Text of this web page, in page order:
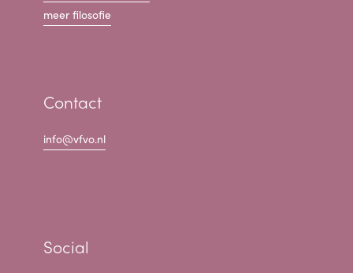
meer filosofie
Contact
info@vfvo.nl
Social